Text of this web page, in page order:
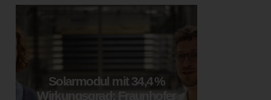
Solarmodul mit 34,4 %
Wirkungsgrad: Fraunhofer